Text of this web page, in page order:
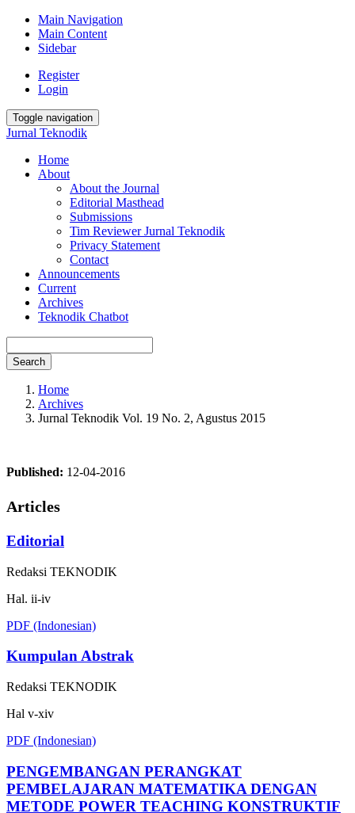
Main Navigation
Main Content
Sidebar
Register
Login
Toggle navigation
Jurnal Teknodik
Home
About
About the Journal
Editorial Masthead
Submissions
Tim Reviewer Jurnal Teknodik
Privacy Statement
Contact
Announcements
Current
Archives
Teknodik Chatbot
Search
Home
Archives
Jurnal Teknodik Vol. 19 No. 2, Agustus 2015
Published: 12-04-2016
Articles
Editorial
Redaksi TEKNODIK
Hal. ii-iv
PDF (Indonesian)
Kumpulan Abstrak
Redaksi TEKNODIK
Hal v-xiv
PDF (Indonesian)
PENGEMBANGAN PERANGKAT
PEMBELAJARAN MATEMATIKA DENGAN
METODE POWER TEACHING KONSTRUKTIF